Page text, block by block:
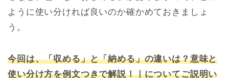
ように使い分ければ良いのか確かめておきましょ
う。
今回は、「収める」と「納める」の違いは？意味と
使い分け方を例文つきで解説！｜についてご説明い